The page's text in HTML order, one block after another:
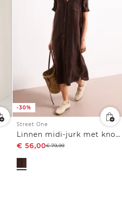
-30%
Street One
Linnen midi-jurk met knoopsluiting
€ 56,00€79,99